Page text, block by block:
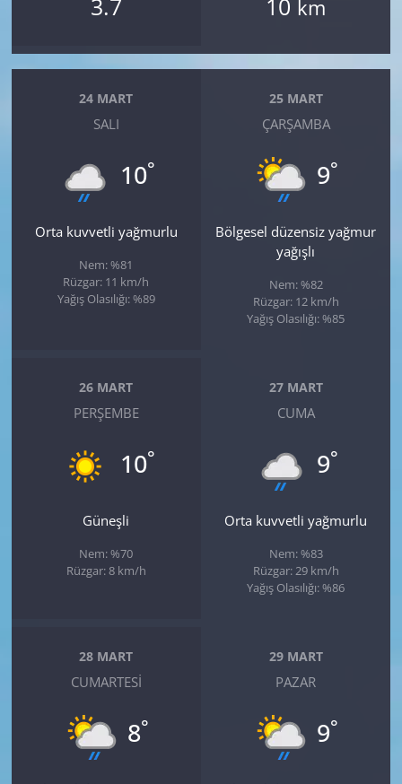
3.7 10 km
24 MART
SALI
10°
Orta kuvvetli yağmurlu
Nem: %81
Rüzgar: 11 km/h
Yağış Olasılığı: %89
25 MART
ÇARŞAMBA
9°
Bölgesel düzensiz yağmur
yağışlı
Nem: %82
Rüzgar: 12 km/h
Yağış Olasılığı: %85
26 MART
PERŞEMBE
10°
Güneşli
Nem: %70
Rüzgar: 8 km/h
27 MART
CUMA
9°
Orta kuvvetli yağmurlu
Nem: %83
Rüzgar: 29 km/h
Yağış Olasılığı: %86
28 MART
CUMARTESI
8°
29 MART
PAZAR
9°